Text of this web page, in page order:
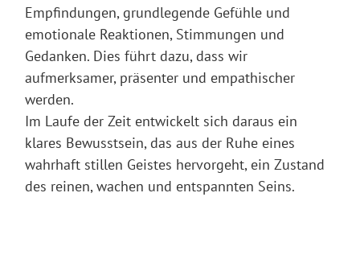
Empfindungen, grundlegende Gefühle und
emotionale Reaktionen, Stimmungen und
Gedanken. Dies führt dazu, dass wir
aufmerksamer, präsenter und empathischer
werden.
Im Laufe der Zeit entwickelt sich daraus ein
klares Bewusstsein, das aus der Ruhe eines
wahrhaft stillen Geistes hervorgeht, ein Zustand
des reinen, wachen und entspannten Seins.